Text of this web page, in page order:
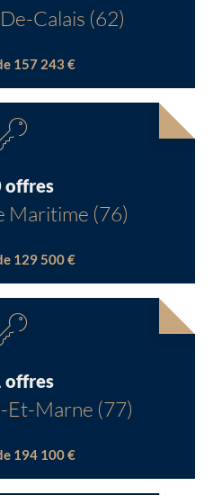
Calais (62)
157 243 €
offres
Maritime (76)
129 500 €
offres
Et-Marne (77)
194 100 €